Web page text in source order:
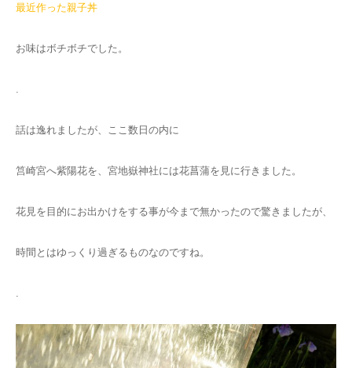
最近作った親子丼
お味はボチボチでした。
話は逸れましたが、ここ数日の内に
筥崎宮へ紫陽花を、宮地嶽神社には花菖蒲を見に行きました。
花見を目的にお出かけをする事が今まで無かったので驚きましたが、
時間とはゆっくり過ぎるものなのですね。